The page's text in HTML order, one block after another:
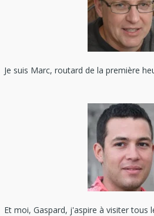
Je suis Marc, routard de la première
Et moi, Gaspard, j'aspire à visiter tous